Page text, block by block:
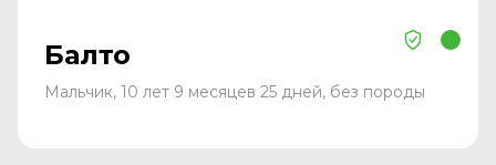
Балто
Мальчик, 10 лет 9 месяцев 25 дней, без породы